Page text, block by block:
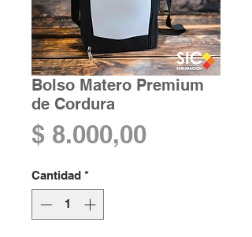
Bolso Matero Premium
de Cordura
$ 8.000,00Precio
Cantidad *